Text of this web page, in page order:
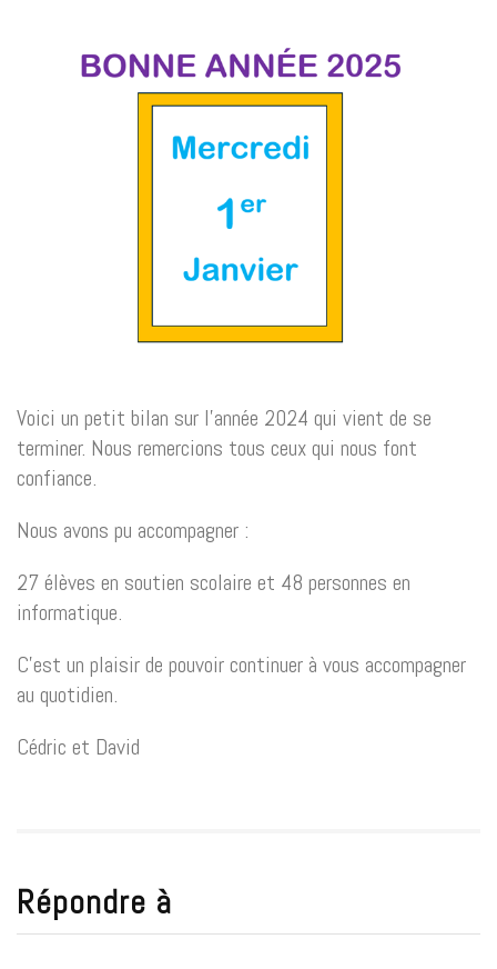
Voici un petit bilan sur l’année 2024 qui vient de se
terminer. Nous remercions tous ceux qui nous font
confiance.
Nous avons pu accompagner :
27 élèves en soutien scolaire et 48 personnes en
informatique.
C’est un plaisir de pouvoir continuer à vous accompagner
au quotidien.
Cédric et David
Répondre à